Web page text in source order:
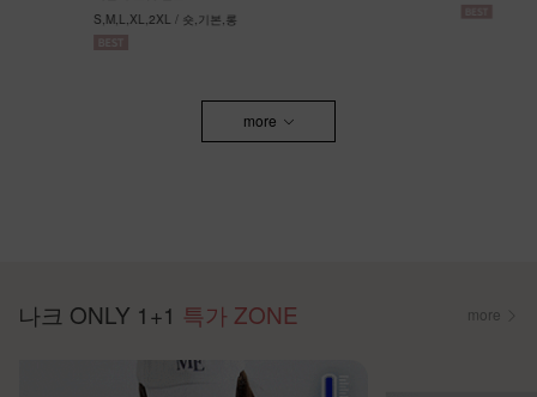
S,M,L,XL,2XL
more
나크 ONLY 1+1 특가 ZONE more